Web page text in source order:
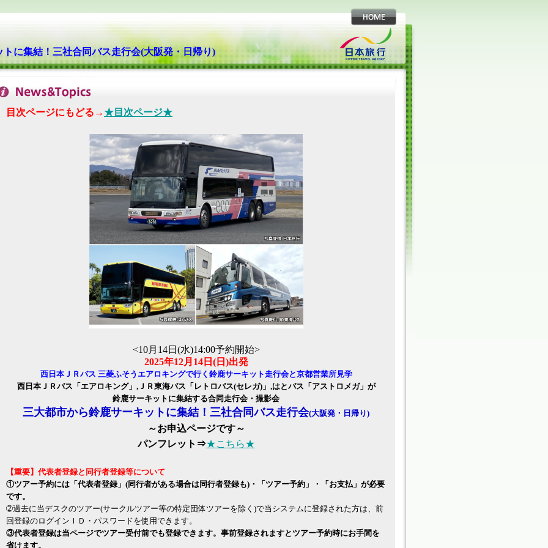
に集結！三社合同バス走行会(大阪発・日帰り)
目次ページにもどる→★目次ページ★
<10月14日(水)14:00予約開始>
2025年12月14日(日)出発
西日本ＪＲバス 三菱ふそうエアロキングで行く鈴鹿サーキット走行会と京都営業所見学
西日本ＪＲバス「エアロキング」,ＪＲ東海バス「レトロバス(セレガ)」,はとバス「アストロメガ」が
鈴鹿サーキットに集結する合同走行会・撮影会
三大都市から鈴鹿サーキットに集結！三社合同バス走行会(大阪発・日帰り)
～お申込ページです～
パンフレット⇒★こちら★
【重要】代表者登録と同行者登録等について
①ツアー予約には「代表者登録」(同行者がある場合は同行者登録も)・「ツアー予約」・「お支払」が必要
です。
➁過去に当デスクのツアー(サークルツアー等の特定団体ツアーを除く)で当システムに登録された方は、前
回登録のログインＩＤ・パスワードを使用できます。
③代表者登録は当ページでツアー受付前でも登録できます。事前登録されますとツアー予約時にお手間を
省けます。